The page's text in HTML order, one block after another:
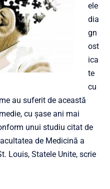
ele
dia
gn
ost
ica
te
cu
au suferit de această
cu şase ani mai
unui studiu citat de
de Medicină a
Louis, Statele Unite, scrie